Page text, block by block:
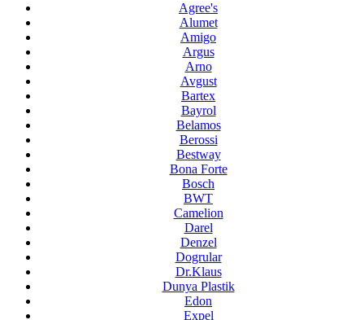
Agree's
Alumet
Amigo
Argus
Arno
Avgust
Bartex
Bayrol
Belamos
Berossi
Bestway
Bona Forte
Bosch
BWT
Camelion
Darel
Denzel
Dogrular
Dr.Klaus
Dunya Plastik
Edon
Expel